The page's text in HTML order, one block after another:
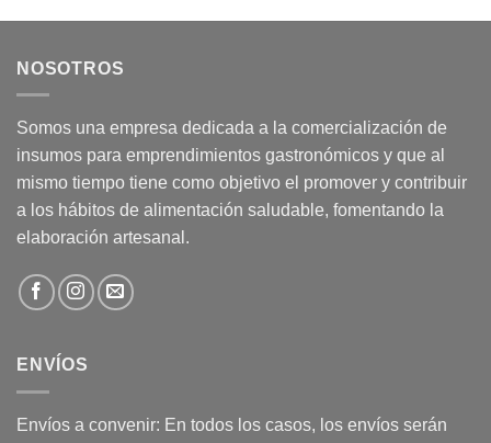
NOSOTROS
Somos una empresa dedicada a la comercialización de
insumos para emprendimientos gastronómicos y que al
mismo tiempo tiene como objetivo el promover y contribuir
a los hábitos de alimentación saludable, fomentando la
elaboración artesanal.
ENVÍOS
Envíos a convenir: En todos los casos, los envíos serán